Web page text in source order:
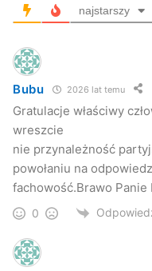
najstarszy
Bubu 2026 lat temu
Gratulacje właściwy
wreszcie
nie przynależność
powołaniu na
fachowość.Brawo Panie
0